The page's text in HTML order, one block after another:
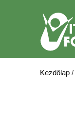
Kezdőlap /